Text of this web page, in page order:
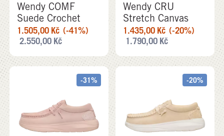
Wendy COMF
Suede Crochet
1.505,00 Kč (-41%)
2.550,00 Kč
Wendy CRU
Stretch Canvas
1.435,00 Kč (-20%)
1.790,00 Kč
-31% -20%